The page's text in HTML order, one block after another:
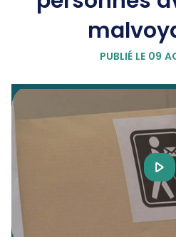
PUBLIÉ LE 09